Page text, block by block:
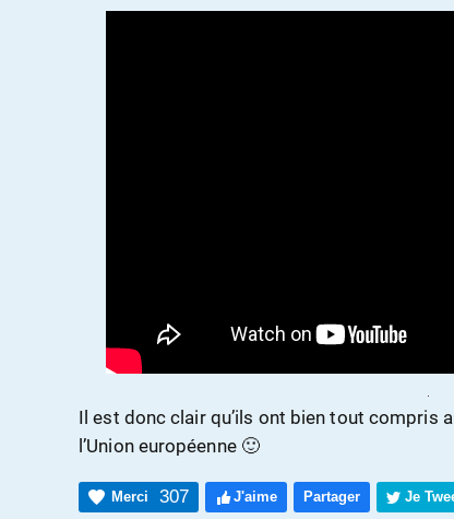
Il est donc clair qu’ils ont bien tout compris
l’Union européenne 🙂
Merci 307 J'aime Partager Je